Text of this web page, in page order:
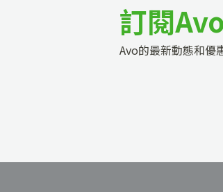
訂閱
Avo的最新動態和優